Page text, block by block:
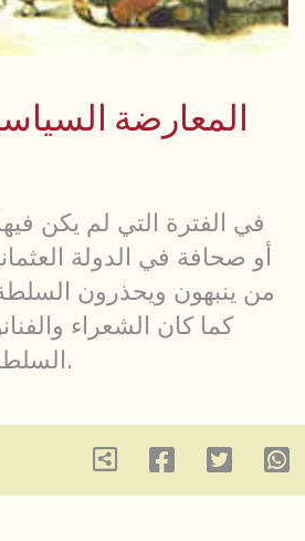
المعارضة
في الفترة التي لم يكن
أو صحافة في الدولة
من ينبهون ويحذرون السلطة
كما كان الشعراء
السلطة بألسنتهم الحادة.